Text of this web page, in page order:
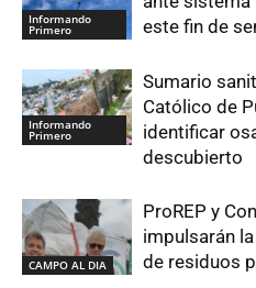
Informando
Primero
este fin de
Informando
Primero
Sumario
Católico de
identificar
descubierto
CAMPO AL DIA
ProREP y
impulsarán
de residuos